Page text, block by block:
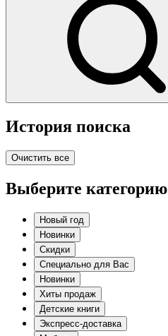
История поиска
Очистить все
Выберите категорию
Новый год
Новинки
Скидки
Специально для Вас
Новинки
Хиты продаж
Детские книги
Экспресс-доставка